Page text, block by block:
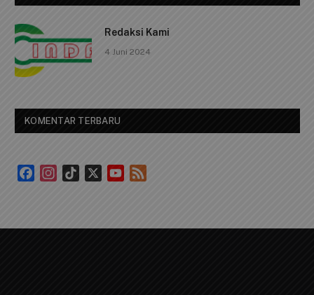
Redaksi Kami
4 Juni 2024
KOMENTAR TERBARU
FacebookInstagram
TikTok
YouTube